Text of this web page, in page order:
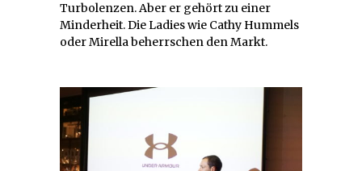
Turbolenzen. Aber er gehört zu einer
Minderheit. Die Ladies wie Cathy Hummels
oder Mirella beherrschen den Markt.